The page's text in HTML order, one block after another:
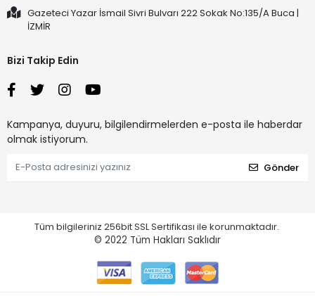
Gazeteci Yazar İsmail Sivri Bulvarı 222 Sokak No:135/A Buca |
İZMİR
Bizi Takip Edin
Kampanya, duyuru, bilgilendirmelerden e-posta ile haberdar
olmak istiyorum.
Gönder
Tüm bilgileriniz 256bit SSL Sertifikası ile korunmaktadır.
© 2022 Tüm Hakları Saklıdır